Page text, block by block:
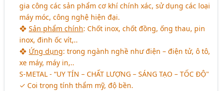
gia công các sản phẩm cơ khí chính xác, sử dụng các loại
máy móc, công nghệ hiện đại.
❖Sản phẩm chính: Chốt inox, chốt đồng, ống thau, pin
inox, đinh ốc vít,..
❖ Ứng dụng: trong ngành nghề như điện – điện tử, ô tô,
xe máy, máy in,..
S-METAL - “UY TÍN – CHẤT LƯỢNG – SÁNG TẠO – TỐC ĐỘ"
✓ Coi trọng tính thẩm mỹ, độ bền.